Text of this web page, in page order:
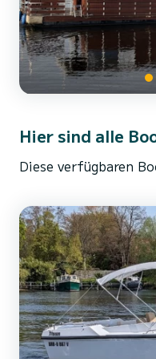
Hier sind alle
Diese verfügbaren